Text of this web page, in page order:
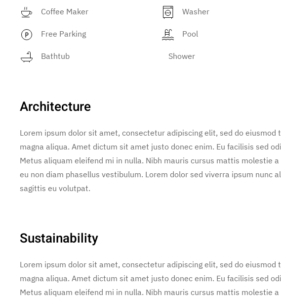
Coffee Maker Washer
Free Parking Pool
Bathtub Shower
Architecture
Lorem ipsum dolor sit amet, consectetur adipiscing elit, sed do
magna aliqua. Amet dictum sit amet justo donec enim. Eu facilisis sed
Metus aliquam eleifend mi in nulla. Nibh mauris cursus mattis molestie
eu non diam phasellus vestibulum. Lorem dolor sed viverra ipsum nunc
sagittis eu volutpat.
Sustainability
Lorem ipsum dolor sit amet, consectetur adipiscing elit, sed do
magna aliqua. Amet dictum sit amet justo donec enim. Eu facilisis sed
Metus aliquam eleifend mi in nulla. Nibh mauris cursus mattis molestie